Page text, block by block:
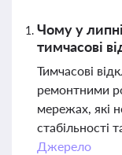
Чому у
тимчасові
Тимчасові
ремонтними
мережах, які
стабільності
Джерело